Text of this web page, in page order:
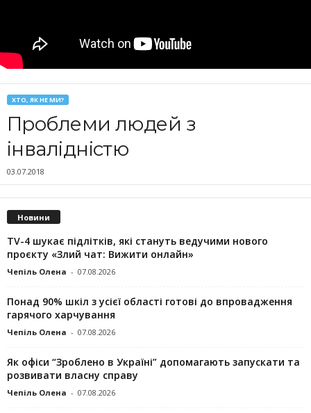
ХТО, ЯК НЕ МИ?
Проблеми людей з
інвалідністю
03.07.2018
Новини
TV-4 шукає підлітків, які стануть ведучими нового
проєкту «Злий чат: Вижити онлайн»
Чепіль Олена - 07.08.2026
Понад 90% шкіл з усієї області готові до впровадження
гарячого харчування
Чепіль Олена - 07.08.2026
Як офіси “Зроблено в Україні” допомагають запускaти та
розвивати власну справу
Чепіль Олена - 07.08.2026